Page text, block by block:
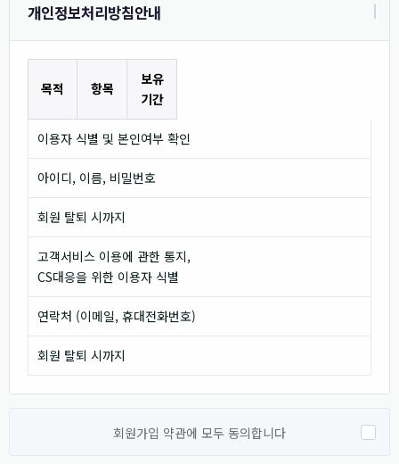
개인정보처리방침안내
목적 항목
보유
기간
이용자 식별 및 본인여부 확인
아이디, 이름, 비밀번호
회원 탈퇴 시까지
고객서비스 이용에 관한 통지,
CS대응을 위한 이용자 식별
연락처 (이메일, 휴대전화번호)
회원 탈퇴 시까지
회원가입 약관에 모두 동의합니다